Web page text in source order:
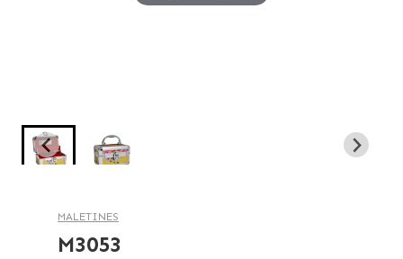
MALETINES
M3053